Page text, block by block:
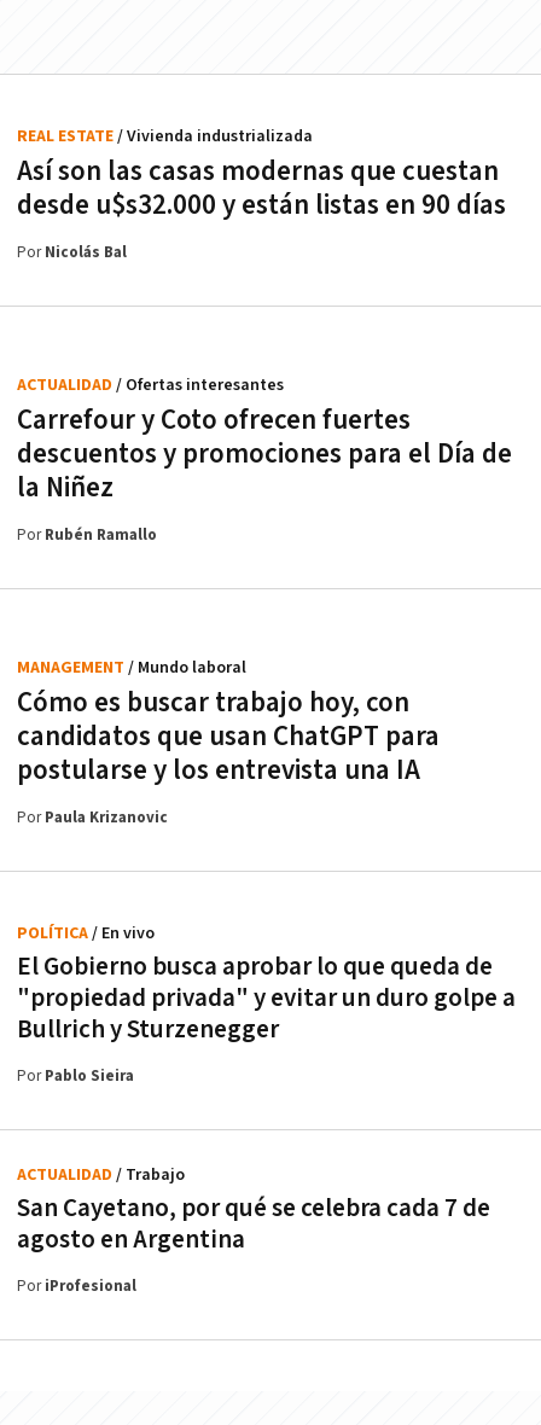
Así son las casas modernas que cuestan
desde u$s32.000 y están listas en 90 días
REAL ESTATE/ Vivienda industrializada
PorNicolás Bal
Carrefour y Coto ofrecen fuertes
descuentos y promociones para el Día de
la Niñez
ACTUALIDAD / Ofertas interesantes
PorRubén Ramallo
Cómo es buscar trabajo hoy, con
candidatos que usan ChatGPT para
postularse y los entrevista una IA
MANAGEMENT / Mundo laboral
PorPaula Krizanovic
El Gobierno busca aprobar lo que queda de
"propiedad privada" y evitar un duro golpe a
Bullrich y Sturzenegger
POLÍTICA/ En vivo
PorPablo Sieira
San Cayetano, por qué se celebra cada 7 de
agosto en Argentina
ACTUALIDAD / Trabajo
PoriProfesional